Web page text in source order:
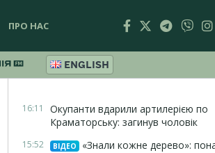
ПРО НАС
ENGLISH
16:11
Окупанти вдарили артилерією по
Краматорську: загинув чоловік
15:52 ВІДЕО
«Знали кожне дерево»: